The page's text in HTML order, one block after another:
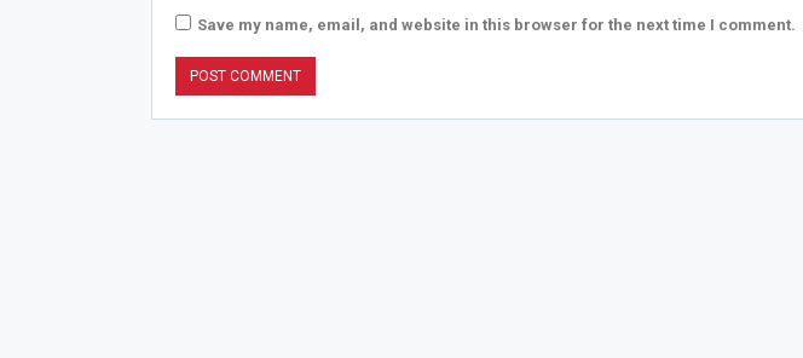
Save my name, email, and website in this browser for the next time I comment.